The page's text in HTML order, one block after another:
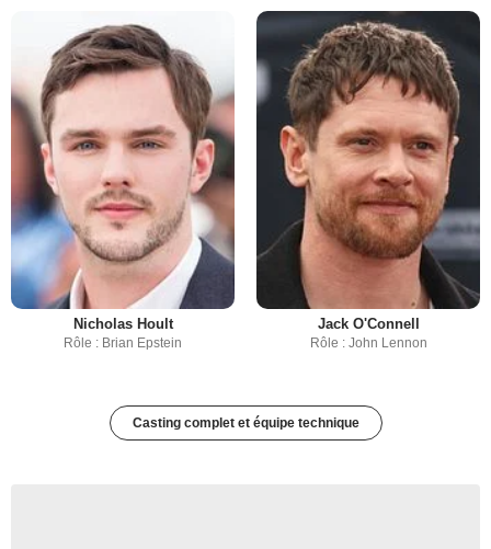
Nicholas Hoult
Rôle : Brian Epstein
Jack O'Connell
Rôle : John Lennon
Casting complet et équipe technique